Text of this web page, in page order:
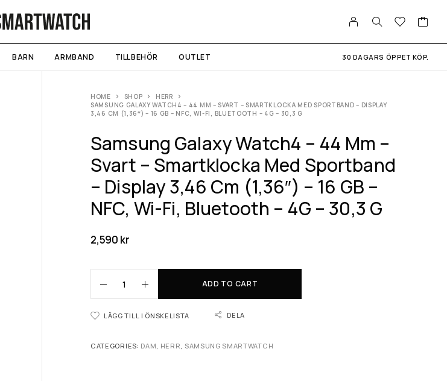
BARN ARMBAND TILLBEHÖR OUTLET 30 DAGARS ÖPPET KÖP.
HOME SHOP
HERR
SAMSUNG GALAXY WATCH4 – 44 MM – SVART – SMARTKLOCKA MED SPORTBAND – DISPLAY
3,46 CM (1,36″) – 16 GB – NFC, WI-FI, BLUETOOTH – 4G – 30,3 G
Samsung Galaxy Watch4 – 44 Mm –
Svart – Smartklocka Med Sportband
– Display 3,46 Cm (1,36″) – 16 GB –
NFC, Wi-Fi, Bluetooth – 4G – 30,3 G
2,590 kr
ADD TO CART
LÄGG TILL I ÖNSKELISTA DELA
CATEGORIES: DAM, HERR, SAMSUNG SMARTWATCH